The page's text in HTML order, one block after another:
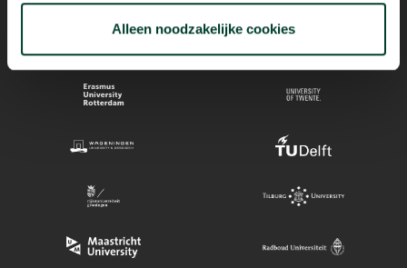
Alleen noodzakelijke cookies